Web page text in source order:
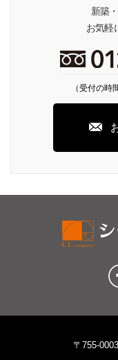
新築
お気軽
（受付の時
〒755-